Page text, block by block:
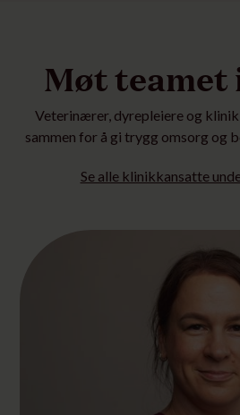
Møt teamet
Veterinærer, dyrepleiere og
sammen for å gi trygg omsorg og
Se alle klinikkansatte